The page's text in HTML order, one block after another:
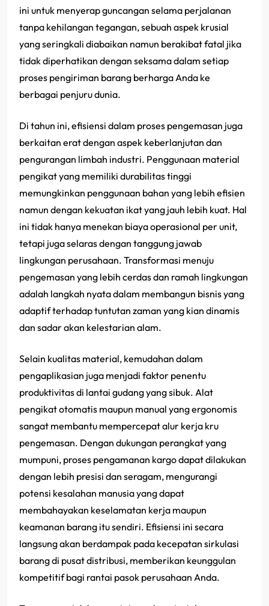
ini untuk menyerap guncangan selama perjalanan
tanpa kehilangan tegangan, sebuah aspek krusial
yang seringkali diabaikan namun berakibat fatal jika
tidak diperhatikan dengan seksama dalam setiap
proses pengiriman barang berharga Anda ke
berbagai penjuru dunia.
Di tahun ini, efisiensi dalam proses pengemasan juga
berkaitan erat dengan aspek keberlanjutan dan
pengurangan limbah industri. Penggunaan material
pengikat yang memiliki durabilitas tinggi
memungkinkan penggunaan bahan yang lebih efisien
namun dengan kekuatan ikat yang jauh lebih kuat. Hal
ini tidak hanya menekan biaya operasional per unit,
tetapi juga selaras dengan tanggung jawab
lingkungan perusahaan. Transformasi menuju
pengemasan yang lebih cerdas dan ramah lingkungan
adalah langkah nyata dalam membangun bisnis yang
adaptif terhadap tuntutan zaman yang kian dinamis
dan sadar akan kelestarian alam.
Selain kualitas material, kemudahan dalam
pengaplikasian juga menjadi faktor penentu
produktivitas di lantai gudang yang sibuk. Alat
pengikat otomatis maupun manual yang ergonomis
sangat membantu mempercepat alur kerja kru
pengemasan. Dengan dukungan perangkat yang
mumpuni, proses pengamanan kargo dapat dilakukan
dengan lebih presisi dan seragam, mengurangi
potensi kesalahan manusia yang dapat
membahayakan keselamatan kerja maupun
keamanan barang itu sendiri. Efisiensi ini secara
langsung akan berdampak pada kecepatan sirkulasi
barang di pusat distribusi, memberikan keunggulan
kompetitif bagi rantai pasok perusahaan Anda.